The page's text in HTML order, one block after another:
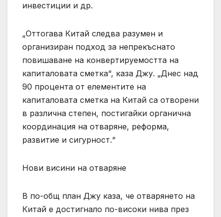
инвестиции и др.
„Оттогава Китай следва разумен и
организиран подход за непрекъснато
повишаване на конвертируемостта на
капиталовата сметка“, каза Джу. „Днес над
90 процента от елементите на
капиталовата сметка на Китай са отворени
в различна степен, постигайки органична
координация на отваряне, реформа,
развитие и сигурност.“
Нови висини на отваряне
В по-общ план Джу каза, че отварянето на
Китай е достигнало по-високи нива през